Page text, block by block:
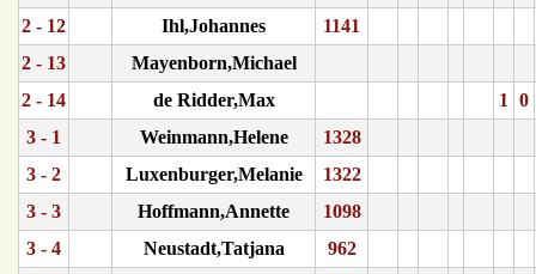
2 - 12
Ihl,Johannes
1141
2 - 13
Mayenborn,Michael
2 - 14
de Ridder,Max 1
0
3 - 1
Weinmann,Helene
1328
3 - 2
Luxenburger,Melanie
1322
3 - 3
Hoffmann,Annette
1098
3 - 4
Neustadt,Tatjana
962